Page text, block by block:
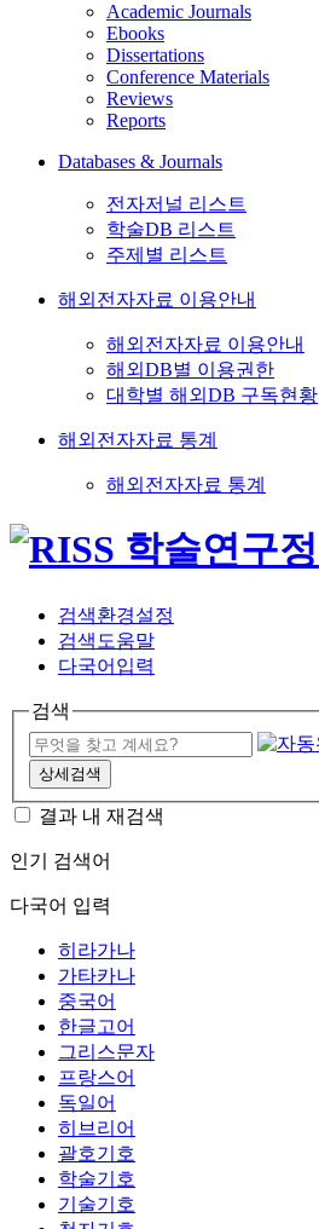
Academic Journals
Ebooks
Dissertations
Conference Materials
Reviews
Reports
Databases & Journals
전자저널 리스트
학술DB 리스트
주제별 리스트
해외전자자료 이용안내
해외전자자료 이용안내
해외DB별 이용권한
대학별 해외DB 구독현황
해외전자자료 통계
해외전자자료 통계
검색환경설정
검색도움말
다국어입력
검색
상세검색
결과 내 재검색
인기 검색어
다국어 입력
히라가나
가타카나
중국어
한글고어
그리스문자
프랑스어
독일어
히브리어
괄호기호
학술기호
기술기호